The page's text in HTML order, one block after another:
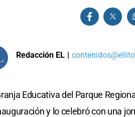
Redacción EL |
Educativa del Parque
y lo celebró con una